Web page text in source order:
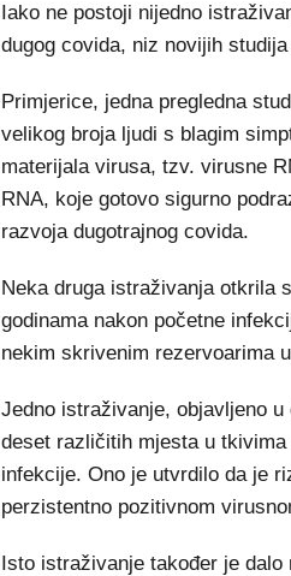
Iako ne postoji nijedno
dugog covida, niz novijih
Primjerice, jedna pregledna
velikog broja ljudi s blagim
materijala virusa, tzv. virusne
RNA, koje gotovo sigurno
razvoja dugotrajnog covida.
Neka druga istraživanja otkrila
godinama nakon početne
nekim skrivenim rezervoarima
Jedno istraživanje, objavljeno u
deset različitih mjesta u
infekcije. Ono je utvrdilo da je
perzistentno pozitivnom
Isto istraživanje također je